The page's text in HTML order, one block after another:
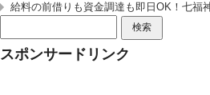
給料の前借りも資金調達も即日OK！七福
索:
スポンサードリンク